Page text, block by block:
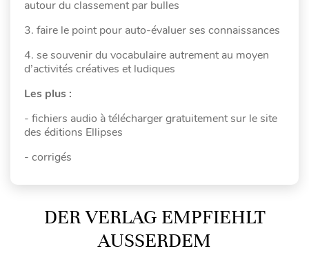
autour du classement par bulles
3. faire le point pour auto-évaluer ses connaissances
4. se souvenir du vocabulaire autrement au moyen
d’activités créatives et ludiques
Les plus :
- fichiers audio à télécharger gratuitement sur le site
des éditions Ellipses
- corrigés
DER VERLAG EMPFIEHLT
AUSSERDEM